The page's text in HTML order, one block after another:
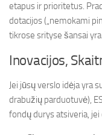
etapus ir prioritetus.
dotacijos („nemokami
tikrose srityse šansai
Inovacijos,
Jei jūsų verslo idėja yra
drabužių parduotuvė),
fondų durys atsiveria,